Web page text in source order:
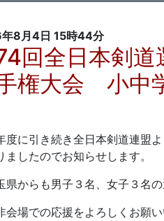
8月4日 15時44分
回全日本剣
権大会 小中
に引き続き全日本剣道連盟
ましたのでお知らせします。
からも男子３名、女子３名の
場での応援をよろしくお願い